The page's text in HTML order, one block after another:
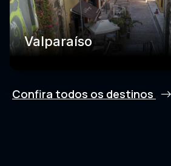
Valparaíso
Confira todos os destinos